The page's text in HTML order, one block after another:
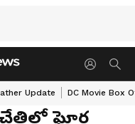
Update DC Movie Box
చేతిలో ఘోర